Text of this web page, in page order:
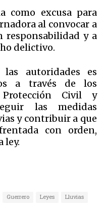
como excusa para
al convocar a
responsabilidad y a
delictivo.
autoridades es
a través de los
Civil y
las medidas
y contribuir a que
con orden,
ley.
Guerrero Leyes
Lluvias